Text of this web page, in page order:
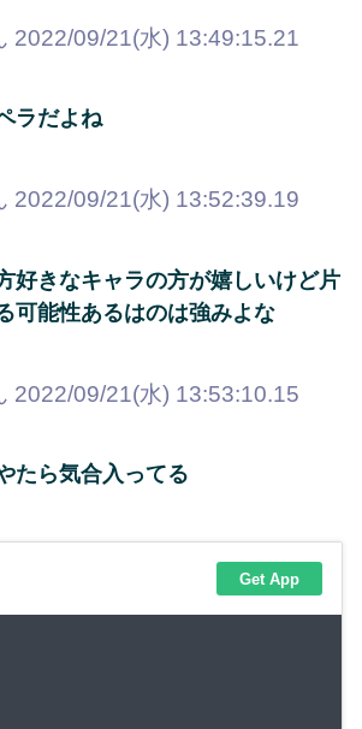
2022/09/21(水) 13:49:15.21
ラだよね
2022/09/21(水) 13:52:39.19
好きなキャラの方が嬉しいけど片
可能性あるはのは強みよな
2022/09/21(水) 13:53:10.15
たら気合入ってる